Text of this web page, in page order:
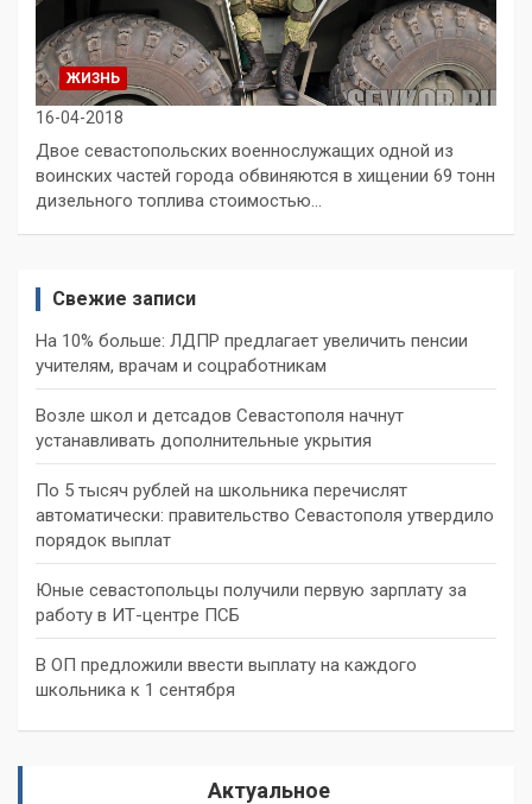
ЖИЗНЬ
16-04-2018
Двое севастопольских военнослужащих одной из
воинских частей города обвиняются в хищении 69 тонн
дизельного топлива стоимостью…
Свежие записи
На 10% больше: ЛДПР предлагает увеличить пенсии
учителям, врачам и соцработникам
Возле школ и детсадов Севастополя начнут
устанавливать дополнительные укрытия
По 5 тысяч рублей на школьника перечислят
автоматически: правительство Севастополя утвердило
порядок выплат
Юные севастопольцы получили первую зарплату за
работу в ИТ-центре ПСБ
В ОП предложили ввести выплату на каждого
школьника к 1 сентября
Актуальное